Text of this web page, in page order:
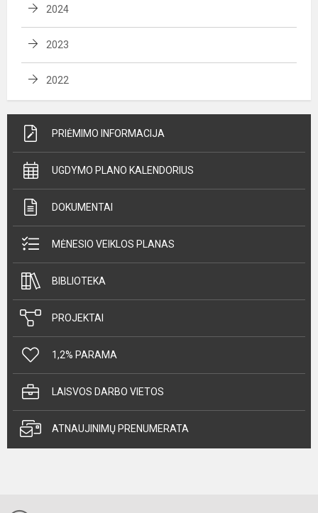
2024
2023
2022
PRIĖMIMO INFORMACIJA
UGDYMO PLANO KALENDORIUS
DOKUMENTAI
MĖNESIO VEIKLOS PLANAS
BIBLIOTEKA
PROJEKTAI
1,2% PARAMA
LAISVOS DARBO VIETOS
ATNAUJINIMŲ PRENUMERATA